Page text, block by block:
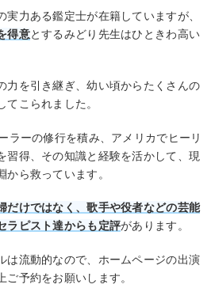
実力ある鑑定士が在籍していますが、
得意とするみどり先生はひときわ高い
力を引き継ぎ、幼い頃からたくさんの
こられました。
ラーの修行を積み、アメリカでヒーリ
習得、その知識と経験を活かして、現
ら救っています。
だけではなく、歌手や役者などの芸能
ラピスト達からも定評があります。
は流動的なので、ホームページの出演
ご予約をお願いします。